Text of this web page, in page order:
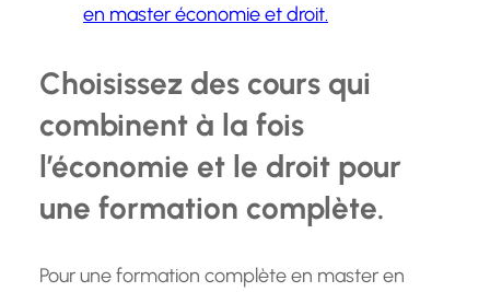
en master économie et droit.
Choisissez des cours qui
combinent à la fois
l’économie et le droit pour
une formation complète.
Pour une formation complète en master en